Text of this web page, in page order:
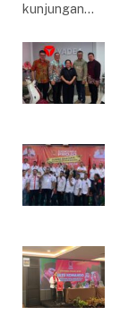
kunjungan…